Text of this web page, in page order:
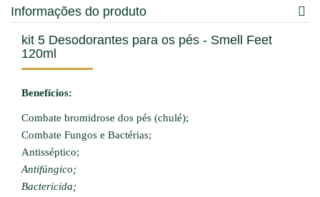
Informações do produto
kit 5 Desodorantes para os pés - Smell Feet
120ml
Benefícios:
Combate bromidrose dos pés (chulé);
Combate Fungos e Bactérias;
Antisséptico;
Antifúngico;
Bactericida;